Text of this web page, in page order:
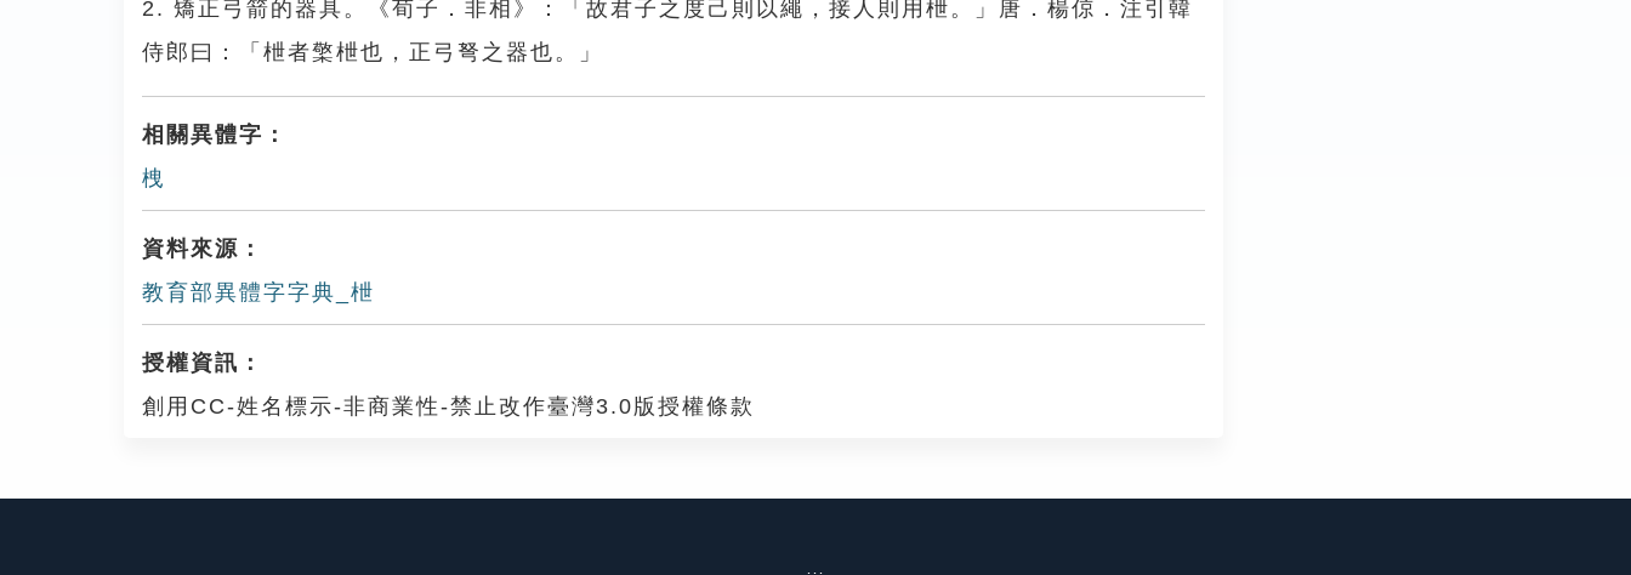
2. 矯正弓箭的器具。《荀子．非相》：「故君子之度己則以繩，接人則用枻。」唐．楊倞．注引韓
侍郎曰：「枻者檠枻也，正弓弩之器也。」
相關異體字：
栧
資料來源：
教育部異體字字典_枻
授權資訊：
創用CC-姓名標示-非商業性-禁止改作臺灣3.0版授權條款